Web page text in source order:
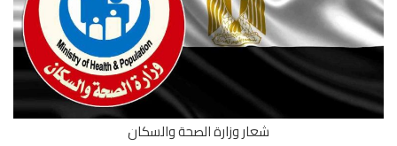
شعار وزارة الصحة والسكان